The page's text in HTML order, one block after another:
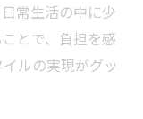
常生活の中に少
とで、負担を感
ルの実現がグッ